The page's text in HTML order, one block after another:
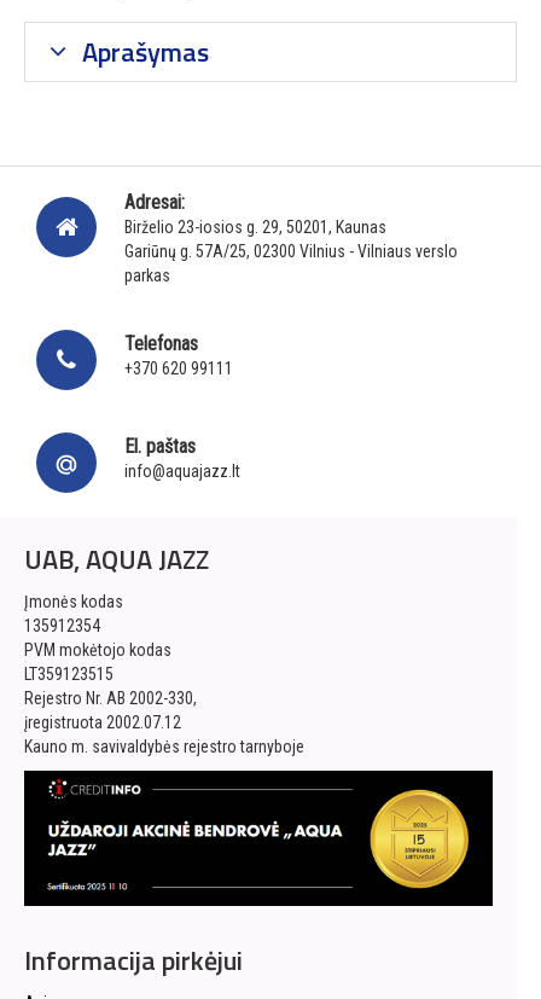
Aprašymas
Adresai:
Birželio 23-iosios g. 29, 50201, Kaunas
Gariūnų g. 57A/25, 02300 Vilnius - Vilniaus verslo
parkas
Telefonas
+370 620 99111
El. paštas
info@aquajazz.lt
UAB, AQUA JAZZ
Įmonės kodas
135912354
PVM mokėtojo kodas
LT359123515
Rejestro Nr. AB 2002-330,
įregistruota 2002.07.12
Kauno m. savivaldybės rejestro tarnyboje
Informacija pirkėjui